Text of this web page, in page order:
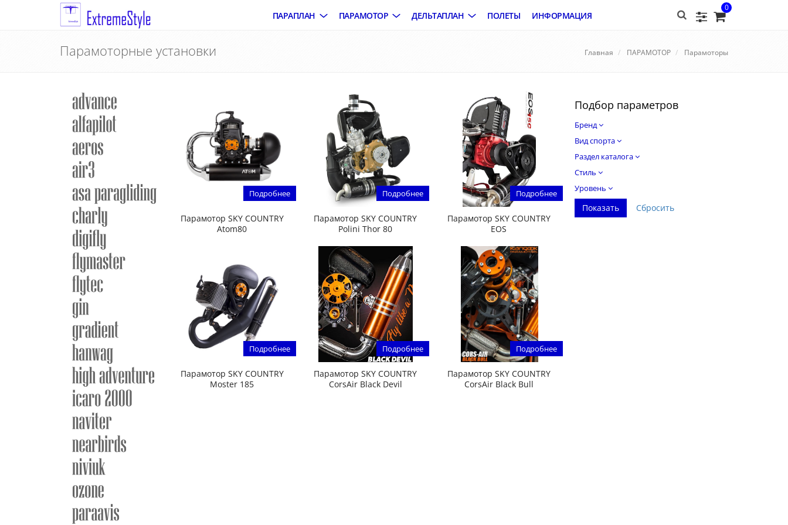
0
ПАРАПЛАН ПАРАМОТОР ДЕЛЬТАПЛАН ПОЛЕТЫ ИНФОРМАЦИЯ
Парамоторные установки Главная ПАРАМОТОР Парамоторы
Подбор параметров
Бренд
Вид спорта
Раздел каталога
Стиль
Уровень
Подробнее
Парамотор SKY COUNTRY
Atom80
Подробнее
Парамотор SKY COUNTRY
Polini Thor 80
Подробнее
Парамотор SKY COUNTRY
EOS
Подробнее
Парамотор SKY COUNTRY
Moster 185
Подробнее
Парамотор SKY COUNTRY
CorsAir Black Devil
Подробнее
Парамотор SKY COUNTRY
CorsAir Black Bull